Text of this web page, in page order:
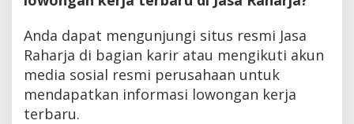
Anda dapat mengunjungi situs resmi Jasa
Raharja di bagian karir atau mengikuti akun
media sosial resmi perusahaan untuk
mendapatkan informasi lowongan kerja
terbaru.